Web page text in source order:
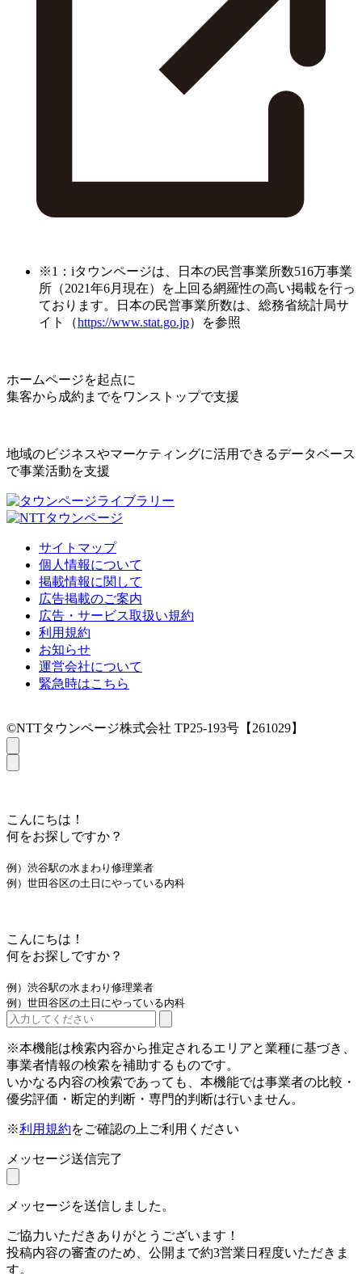
※1：iタウンページは、日本の民営事業所数516万事業
所（2021年6月現在）を上回る網羅性の高い掲載を行っ
ております。日本の民営事業所数は、総務省統計局サ
イト（https://www.stat.go.jp）を参照
ホームページを起点に
集客から成約までをワンストップで支援
地域のビジネスやマーケティングに活用できるデータベース
で事業活動を支援
サイトマップ
個人情報について
掲載情報に関して
広告掲載のご案内
広告・サービス取扱い規約
利用規約
お知らせ
運営会社について
緊急時はこちら
©NTTタウンページ株式会社 TP25-193号【261029】
こんにちは！
何をお探しですか？
例）渋谷駅の水まわり修理業者
例）世田谷区の土日にやっている内科
こんにちは！
何をお探しですか？
例）渋谷駅の水まわり修理業者
例）世田谷区の土日にやっている内科
※本機能は検索内容から推定されるエリアと業種に基づき、
事業者情報の検索を補助するものです。
いかなる内容の検索であっても、本機能では事業者の比較・
優劣評価・断定的判断・専門的判断は行いません。
※利用規約をご確認の上ご利用ください
メッセージ送信完了
メッセージを送信しました。
ご協力いただきありがとうございます！
投稿内容の審査のため、公開まで約3営業日程度いただきま
す。